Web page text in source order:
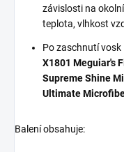
závislosti na
teplota, vlhkost
Po zaschnutí
X1801 Meguiar's
Supreme Shine
Ultimate
Balení obsahuje: